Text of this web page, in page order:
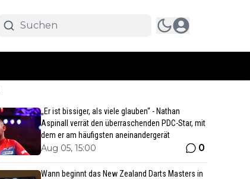
„Er ist bissiger, als viele glauben“ - Nathan
Aspinall verrät den überraschenden PDC-Star, mit
dem er am häufigsten aneinandergerät
Aug 05, 15:00 0
Wann beginnt das New Zealand Darts Masters in